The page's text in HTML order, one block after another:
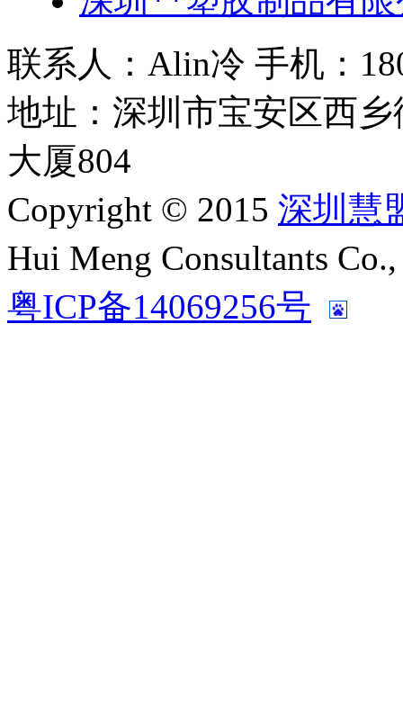
联系人：Alin冷 手机：
地址：深圳市宝安区西
大厦804
Copyright © 2015 深圳慧
Hui Meng Consultants
粤ICP备14069256号